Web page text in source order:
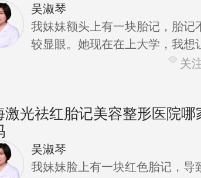
吴淑琴
我妹妹额头上有一块胎记，胎记
较显眼。她现在在上大学，我想
关
激光祛红胎记美容整形医院哪
吴淑琴
我妹妹脸上有一块红色胎记，导